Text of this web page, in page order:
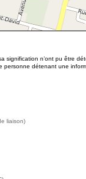
signification n’ont pu être
personne détenant une
liaison)